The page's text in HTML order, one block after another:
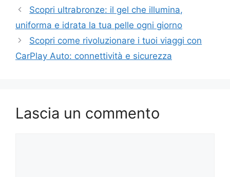
Scopri ultrabronze: il gel che illumina,
uniforma e idrata la tua pelle ogni giorno
Scopri come rivoluzionare i tuoi viaggi con
CarPlay Auto: connettività e sicurezza
Lascia un commento